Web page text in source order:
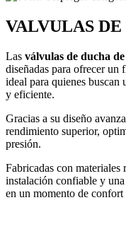
VALVULAS
Las válvulas de ducha
diseñadas para ofrecer un
ideal para quienes buscan
y eficiente.
Gracias a su diseño
rendimiento superior,
presión.
Fabricadas con materiales
instalación confiable y
en un momento de confort